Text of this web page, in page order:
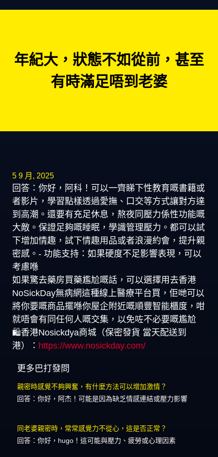
年紀大，狀態不如從前，甚至
有時滿足唔到老婆
5 9 月, 2025
回答：你好，阿科！可以一齊睇下性教育嘅書籍或
者影片，學習點樣透過愛撫、口交等方式讓對方達
到高潮。還要有充足休息，熬夜同壓力係性功能嘅
大敵。保證足夠嘅睡眠，學識管理壓力。都可以試
下增加情趣，試下情趣用品或者浪漫約會，提升親
密感。- 功能支持：如果硬度不足影響表現，可以
考慮喺
如果驚去藥房買藥尷尬嘅話，可以選擇用去香港
NoSickDay無病網這種線上醫療平台買，佢哋可以
將你要嘅商品擺喺你屋企附近嘅順豐智能櫃度，咁
就唔會有同任何人嘅交集，以免咗不必要嘅尷尬
🛍️香港Nosickdya商城（保密發貨 當天配送到
港）： https://www.nosickday.com/
更多巴打發問
親密時感覺不夠興奮，有什麼方法可以增加激情？
回答：你好，阿杰！可能是因為缺乏情感連結或壓力影響
同老婆親密時，常常感覺力不從心，這是否正常？
回答：你好，hugo！這可能與壓力、疲勞或心理因素